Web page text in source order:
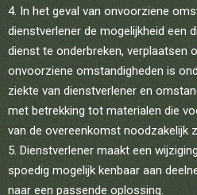
In het geval van onvoorziene
dienstverlener de mogelijkheid een
dienst te onderbreken, verplaatsen
onvoorziene omstandigheden is
ziekte van dienstverlener en
met betrekking tot materialen die
van de overeenkomst noodzakelijk
Dienstverlener maakt een
spoedig mogelijk kenbaar aan
naar een passende oplossing.